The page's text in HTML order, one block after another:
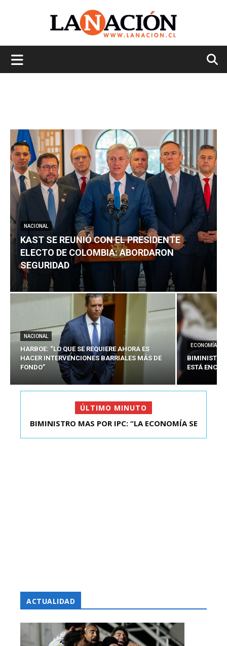
NACIONAL
KAST SE REUNIÓ CON EL PRESIDENTE
ELECTO DE COLOMBIA: ABORDARON
SEGURIDAD
NACIONAL
HARBOE: “LO QUE SE REQUIERE AHORA ES
HACER INTERVENCIONES BARRIALES MÁS DE
FONDO”
ECONOMÍA
BIMINISTRO
ESTÁ
ÚLTIMO MINUTO
KAST SE REUNIÓ CON EL PRESIDENTE ELECTO DE
BIMINISTRO MAS POR IPC: “LA ECONOMÍA SE
ACTUALIDAD